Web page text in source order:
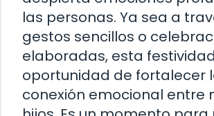
las personas. Ya sea a
gestos sencillos o
elaboradas, esta
oportunidad de fortalecer
conexión emocional entre